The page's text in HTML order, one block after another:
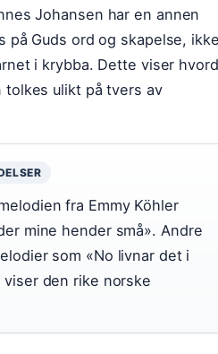
Johansen har en annen
på Guds ord og skapelse,
i krybba. Dette viser
tolkes ulikt på tvers av
fra Emmy Köhler
mine hender små». Andre
som «No livnar det i
viser den rike norske